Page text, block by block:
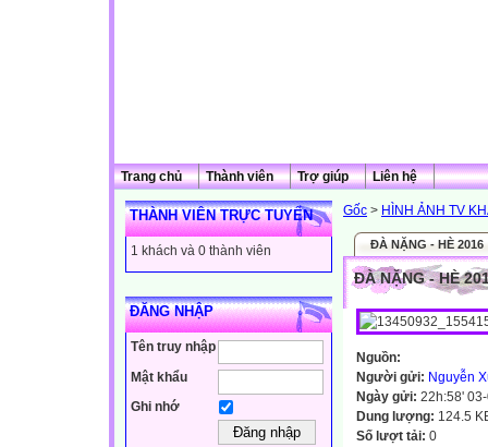
Trang chủ Thành viên Trợ giúp Liên hệ
THÀNH VIÊN TRỰC TUYẾN
1 khách và 0 thành viên
ĐĂNG NHẬP
Tên truy nhập
Mật khẩu
Ghi nhớ
Gốc > HÌNH ẢNH TV
ĐÀ NẶNG - HÈ 2016
ĐÀ NẶNG - HÈ
Nguồn:
Người gửi: Nguyễn
Ngày gửi: 22h:58'
Dung lượng: 124.5
Số lượt tải: 0